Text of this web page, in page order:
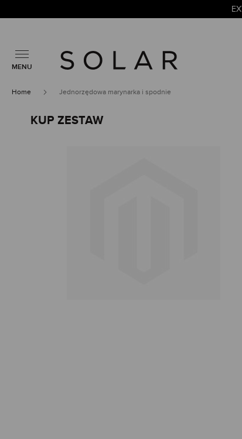
MENU
Home Jednorzędowa marynarka i spodnie
KUP ZESTAW